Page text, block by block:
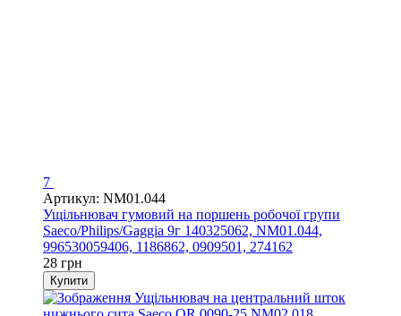
7
Артикул: NM01.044
Ущільнювач гумовий на поршень робочої групи
Saeco/Philips/Gaggia 9г 140325062, NM01.044,
996530059406, 1186862, 0909501, 274162
28 грн
Купити